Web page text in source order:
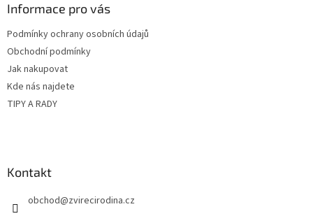
Informace pro vás
Podmínky ochrany osobních údajů
Obchodní podmínky
Jak nakupovat
Kde nás najdete
TIPY A RADY
Kontakt
obchod@zvirecirodina.cz